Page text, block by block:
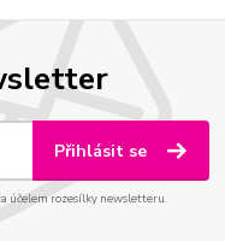
Přihlásit se
účelem rozesílky newsletteru.